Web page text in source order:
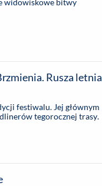
widowiskowe bitwy
Rusza letnia
festiwalu. Jej głównym
tegorocznej trasy.